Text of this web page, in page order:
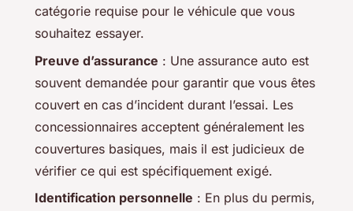
catégorie requise pour le véhicule que vous
souhaitez essayer.
Preuve d’assurance : Une assurance auto est
souvent demandée pour garantir que vous êtes
couvert en cas d’incident durant l’essai. Les
concessionnaires acceptent généralement les
couvertures basiques, mais il est judicieux de
vérifier ce qui est spécifiquement exigé.
Identification personnelle : En plus du permis,